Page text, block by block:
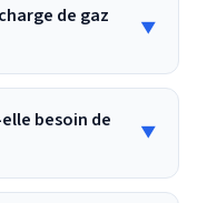
de gaz
▼
besoin de
▼